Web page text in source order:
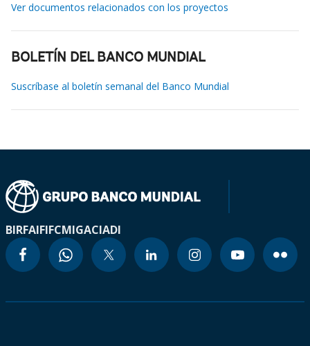
Ver documentos relacionados con los proyectos
BOLETÍN DEL BANCO MUNDIAL
Suscríbase al boletín semanal del Banco Mundial
BIRFAIFIFCMIGACIADI